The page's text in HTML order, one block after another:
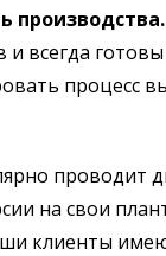
производства.
всегда готовы
процесс
проводит
на свои
клиенты